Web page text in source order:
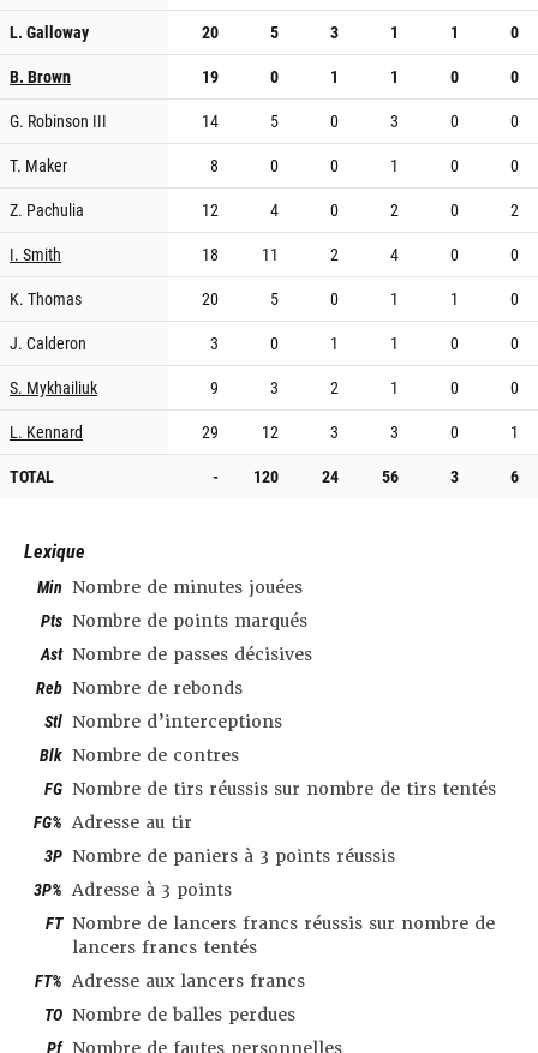
L. Galloway
20 5 3 1 1
0
B. Brown
19 0 1 1 0
0
G. Robinson III
14 5 0 3 0
0
T. Maker
8 0 0 1 0
0
Z. Pachulia
12 4 0 2 0
2
I. Smith
18 11 2 4 0
0
K. Thomas
20 5 0 1 1
0
J. Calderon
3 0 1 1 0
0
S. Mykhailiuk
9 3 2 1 0
0
L. Kennard
29 12 3 3 0
1
TOTAL
- 120 24 56 3 6
Lexique
Min Nombre de minutes jouées
Pts Nombre de points marqués
Ast Nombre de passes décisives
Reb Nombre de rebonds
Stl Nombre d’interceptions
Blk Nombre de contres
FG Nombre de tirs réussis sur nombre de tirs tentés
FG% Adresse au tir
3P Nombre de paniers à 3 points réussis
3P% Adresse à 3 points
FT Nombre de lancers francs réussis sur nombre de
lancers francs tentés
FT% Adresse aux lancers francs
TO Nombre de balles perdues
Pf Nombre de fautes personnelles